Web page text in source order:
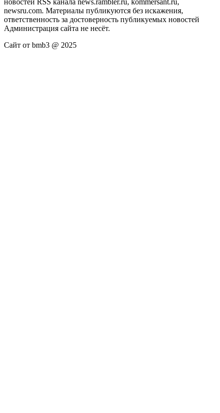
новостей RSS канала news.rambler.ru, kommersant.ru,
newsru.com. Материалы публикуются без искажения,
ответственность за достоверность публикуемых новостей
Администрация сайта не несёт.
Сайт от bmb3 @ 2025